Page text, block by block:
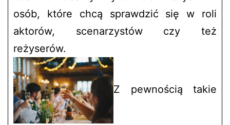
osób, które chcą sprawdzić się w roli
aktorów, scenarzystów czy też
reżyserów.
Z pewnością takie